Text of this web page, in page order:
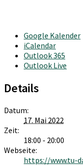
Google Kalender
iCalendar
Outlook 365
Outlook Live
Details
Datum:
17. Mai 2022
Zeit:
18:00 - 20:00
Webseite:
https://www.tu-